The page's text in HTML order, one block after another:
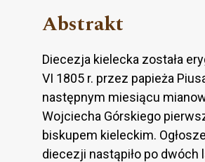
Abstrakt
Diecezja kielecka została
VI 1805 r. przez papieża
następnym miesiącu
Wojciecha Górskiego
biskupem kieleckim.
diecezji nastąpiło po dwóch